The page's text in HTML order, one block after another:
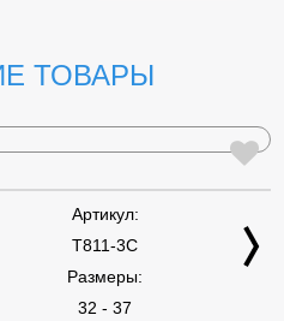
ТОВАРЫ
Артикул:
T811-3C
Размеры:
32 - 37